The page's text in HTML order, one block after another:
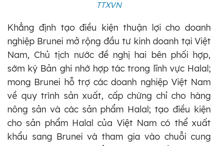
TTXVN
Khẳng định tạo điều kiện thuận lợi cho doanh
nghiệp Brunei mở rộng đầu tư kinh doanh tại Việt
Nam, Chủ tịch nước đề nghị hai bên phối hợp,
sớm ký Bản ghi nhớ hợp tác trong lĩnh vực Halal;
mong Brunei hỗ trợ các doanh nghiệp Việt Nam
về quy trình sản xuất, cấp chứng chỉ cho hàng
nông sản và các sản phẩm Halal; tạo điều kiện
cho sản phẩm Halal của Việt Nam có thể xuất
khẩu sang Brunei và tham gia vào chuỗi cung